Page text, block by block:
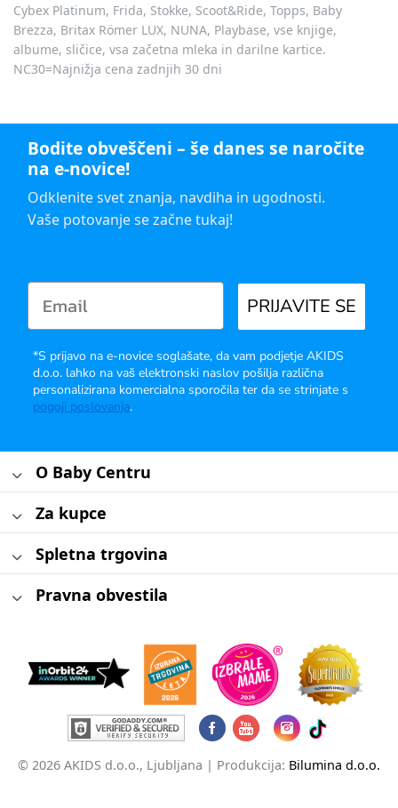
Cybex Platinum, Frida, Stokke, Scoot&Ride, Topps, Baby
Brezza, Britax Römer LUX, NUNA, Playbase, vse knjige,
albume, sličice, vsa začetna mleka in darilne kartice.
NC30=Najnižja cena zadnjih 30 dni
Bodite obveščeni – še danes se naročite
na e-novice!
Odklenite svet znanja, navdiha in ugodnosti.
Vaše potovanje se začne tukaj!
PRIJAVITE SE
*S prijavo na e-novice soglašate, da vam podjetje AKIDS
d.o.o. lahko na vaš elektronski naslov pošilja različna
personalizirana komercialna sporočila ter da se strinjate s
pogoji poslovanja.
O Baby Centru
Za kupce
Spletna trgovina
Pravna obvestila
© 2026 AKIDS d.o.o., Ljubljana | Produkcija: Bilumina d.o.o.